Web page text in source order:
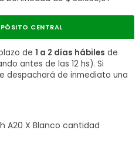
CENTRAL
de 1 a 2 días hábiles de
antes de las 12 hs). Si
despachará de inmediato una
A20 X Blanco cantidad